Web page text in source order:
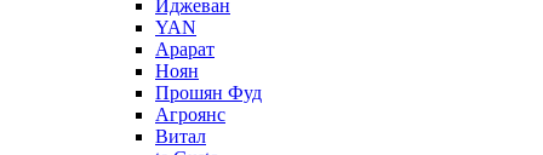
Иджеван
YAN
Арарат
Ноян
Прошян Фуд
Агроянс
Витал